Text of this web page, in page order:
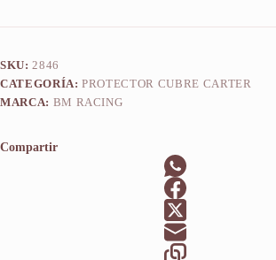
SKU: 2846
CATEGORÍA:PROTECTOR CUBRE CARTER
MARCA: BM RACING
Compartir